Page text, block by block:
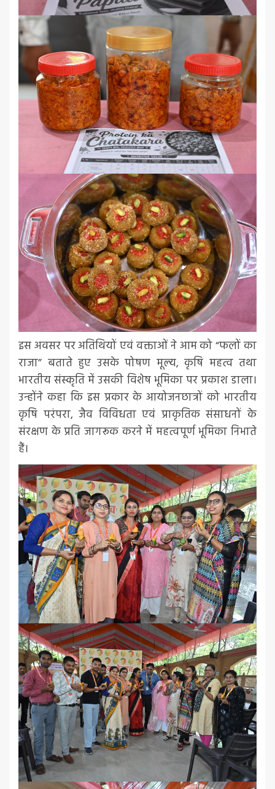
इस अवसर पर अतिथियों एवं वक्ताओं ने आम को “फलों का
राजा” बताते हुए उसके पोषण मूल्य, कृषि महत्व तथा
भारतीय संस्कृति में उसकी विशेष भूमिका पर प्रकाश डाला।
उन्होंने कहा कि इस प्रकार के आयोजनछात्रों को भारतीय
कृषि परंपरा, जैव विविधता एवं प्राकृतिक संसाधनों के
संरक्षण के प्रति जागरूक करने में महत्वपूर्ण भूमिका निभाते
हैं।